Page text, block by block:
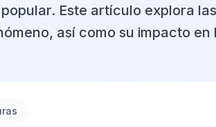
Este artículo explora
así como su impacto en